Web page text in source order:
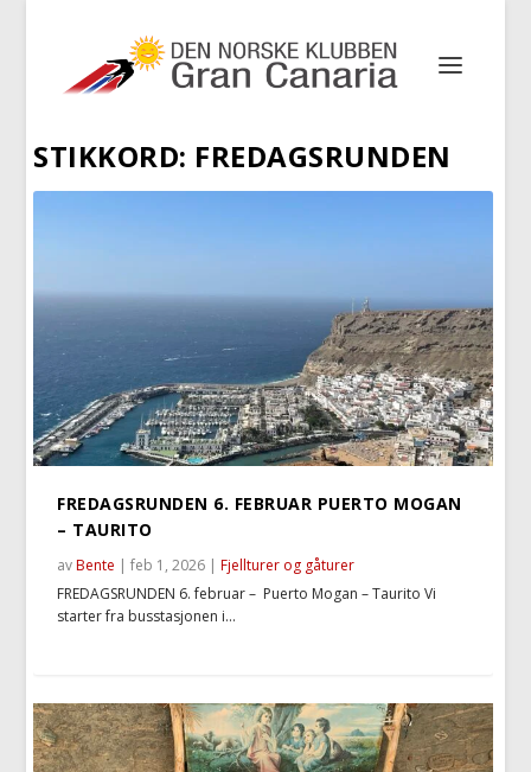
STIKKORD: FREDAGSRUNDEN
FREDAGSRUNDEN 6. FEBRUAR PUERTO MOGAN
– TAURITO
avBente |feb 1, 2026 |Fjellturer og gåturer
FREDAGSRUNDEN 6. februar – Puerto Mogan – Taurito Vi
starter fra busstasjonen i...